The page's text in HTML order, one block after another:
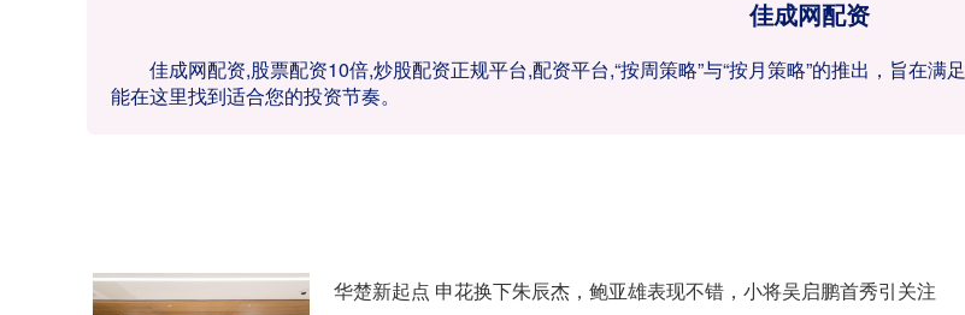
佳成网配资
佳成网配资,股票配资10倍,炒股配资正规平台,配资平台,“按周策略”与“按月策略”的推出，旨在
能在这里找到适合您的投资节奏。
华楚新起点 申花换下朱辰杰，鲍亚雄表现不错，小将吴启鹏首秀引关注